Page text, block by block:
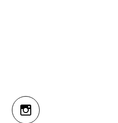
INSTAGRAM